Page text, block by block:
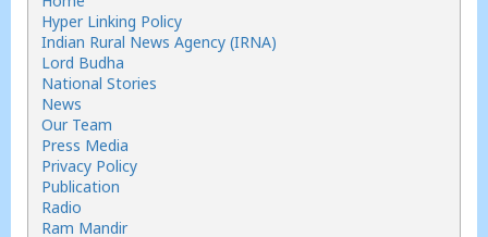
Hyper Linking Policy
Indian Rural News Agency (IRNA)
Lord Budha
National Stories
News
Our Team
Press Media
Privacy Policy
Publication
Radio
Ram Mandir